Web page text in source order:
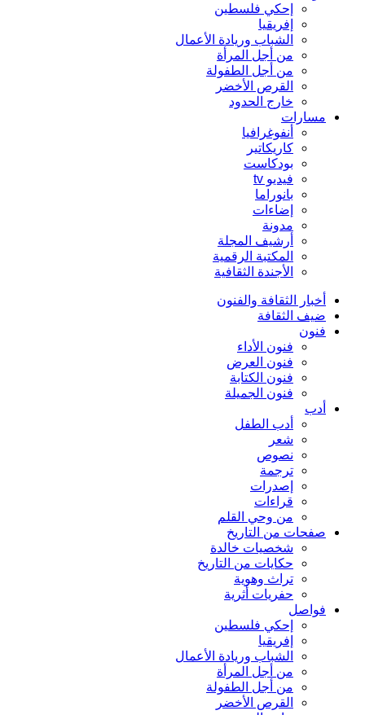
إحكي فلسطين
إفريقيا
الشباب وريادة الأعمال
من أجل المرأة
من أجل الطفولة
القرص الأخضر
خارج الحدود
مسارات
أنفوغرافيا
كاريكاتير
بودكاست
فيديو tv
بانوراما
إضاءات
مدونة
أرشيف المجلة
المكتبة الرقمية
الأجندة الثقافية
أخبار الثقافة والفنون
ضيف الثقافة
فنون
فنون الأداء
فنون العرض
فنون الكتابة
فنون الجميلة
أدب
أدب الطفل
شعر
نصوص
ترجمة
إصدرات
قراءات
من وحي القلم
صفحات من التاريخ
شخصيات خالدة
حكايات من التاريخ
تراث وهوية
حفريات أثرية
فواصل
إحكي فلسطين
إفريقيا
الشباب وريادة الأعمال
من أجل المرأة
من أجل الطفولة
القرص الأخضر